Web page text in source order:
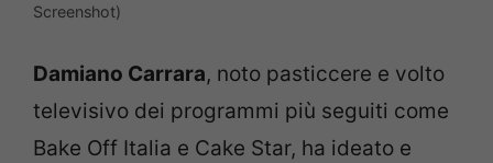
Screenshot)
Damiano Carrara, noto pasticcere e volto
televisivo dei programmi più seguiti come
Bake Off Italia e Cake Star, ha ideato e